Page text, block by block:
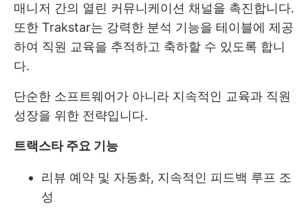
매니저 간의 열린 커뮤니케이션 채널을 촉진합니다.
또한 Trakstar는 강력한 분석 기능을 테이블에 제공
하여 직원 교육을 추적하고 축하할 수 있도록 합니
다.
단순한 소프트웨어가 아니라 지속적인 교육과 직원
성장을 위한 전략입니다.
트랙스타 주요 기능
리뷰 예약 및 자동화, 지속적인 피드백 루프 조
성